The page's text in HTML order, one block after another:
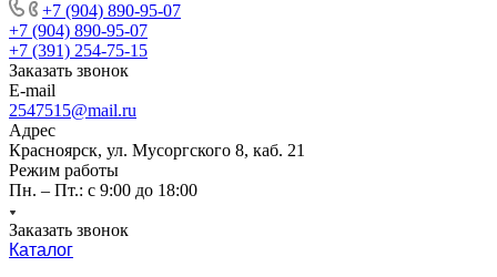
+7 (904) 890-95-07
+7 (904) 890-95-07
+7 (391) 254-75-15
Заказать звонок
E-mail
2547515@mail.ru
Адрес
Красноярск, ул. Мусоргского 8, каб. 21
Режим работы
Пн. – Пт.: с 9:00 до 18:00
Заказать звонок
Каталог